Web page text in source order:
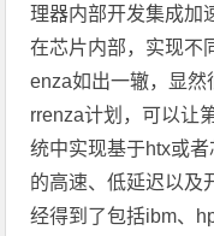
理器内部开发集成加
在芯片内部，实现不
enza如出一辙，显
rrenza计划，可以让
统中实现基于htx或
的高速、低延迟以及
经得到了包括ibm、